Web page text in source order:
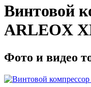
Винтовой
ARLEOX
Фото и видео